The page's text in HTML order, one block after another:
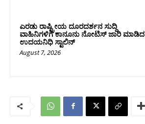
ಎರಡು ರಾಷ್ಟ್ರೀಯ ದೂರದರ್ಶನ ಸುದ್ದಿ
ವಾಹಿನಿಗಳಿಗೆ ಕಾನೂನು ನೋಟಿಸ್ ಜಾರಿ ಮಾಡಿದ
ಉದಯನಿಧಿ ಸ್ಟಾಲಿನ್
August 7, 2026